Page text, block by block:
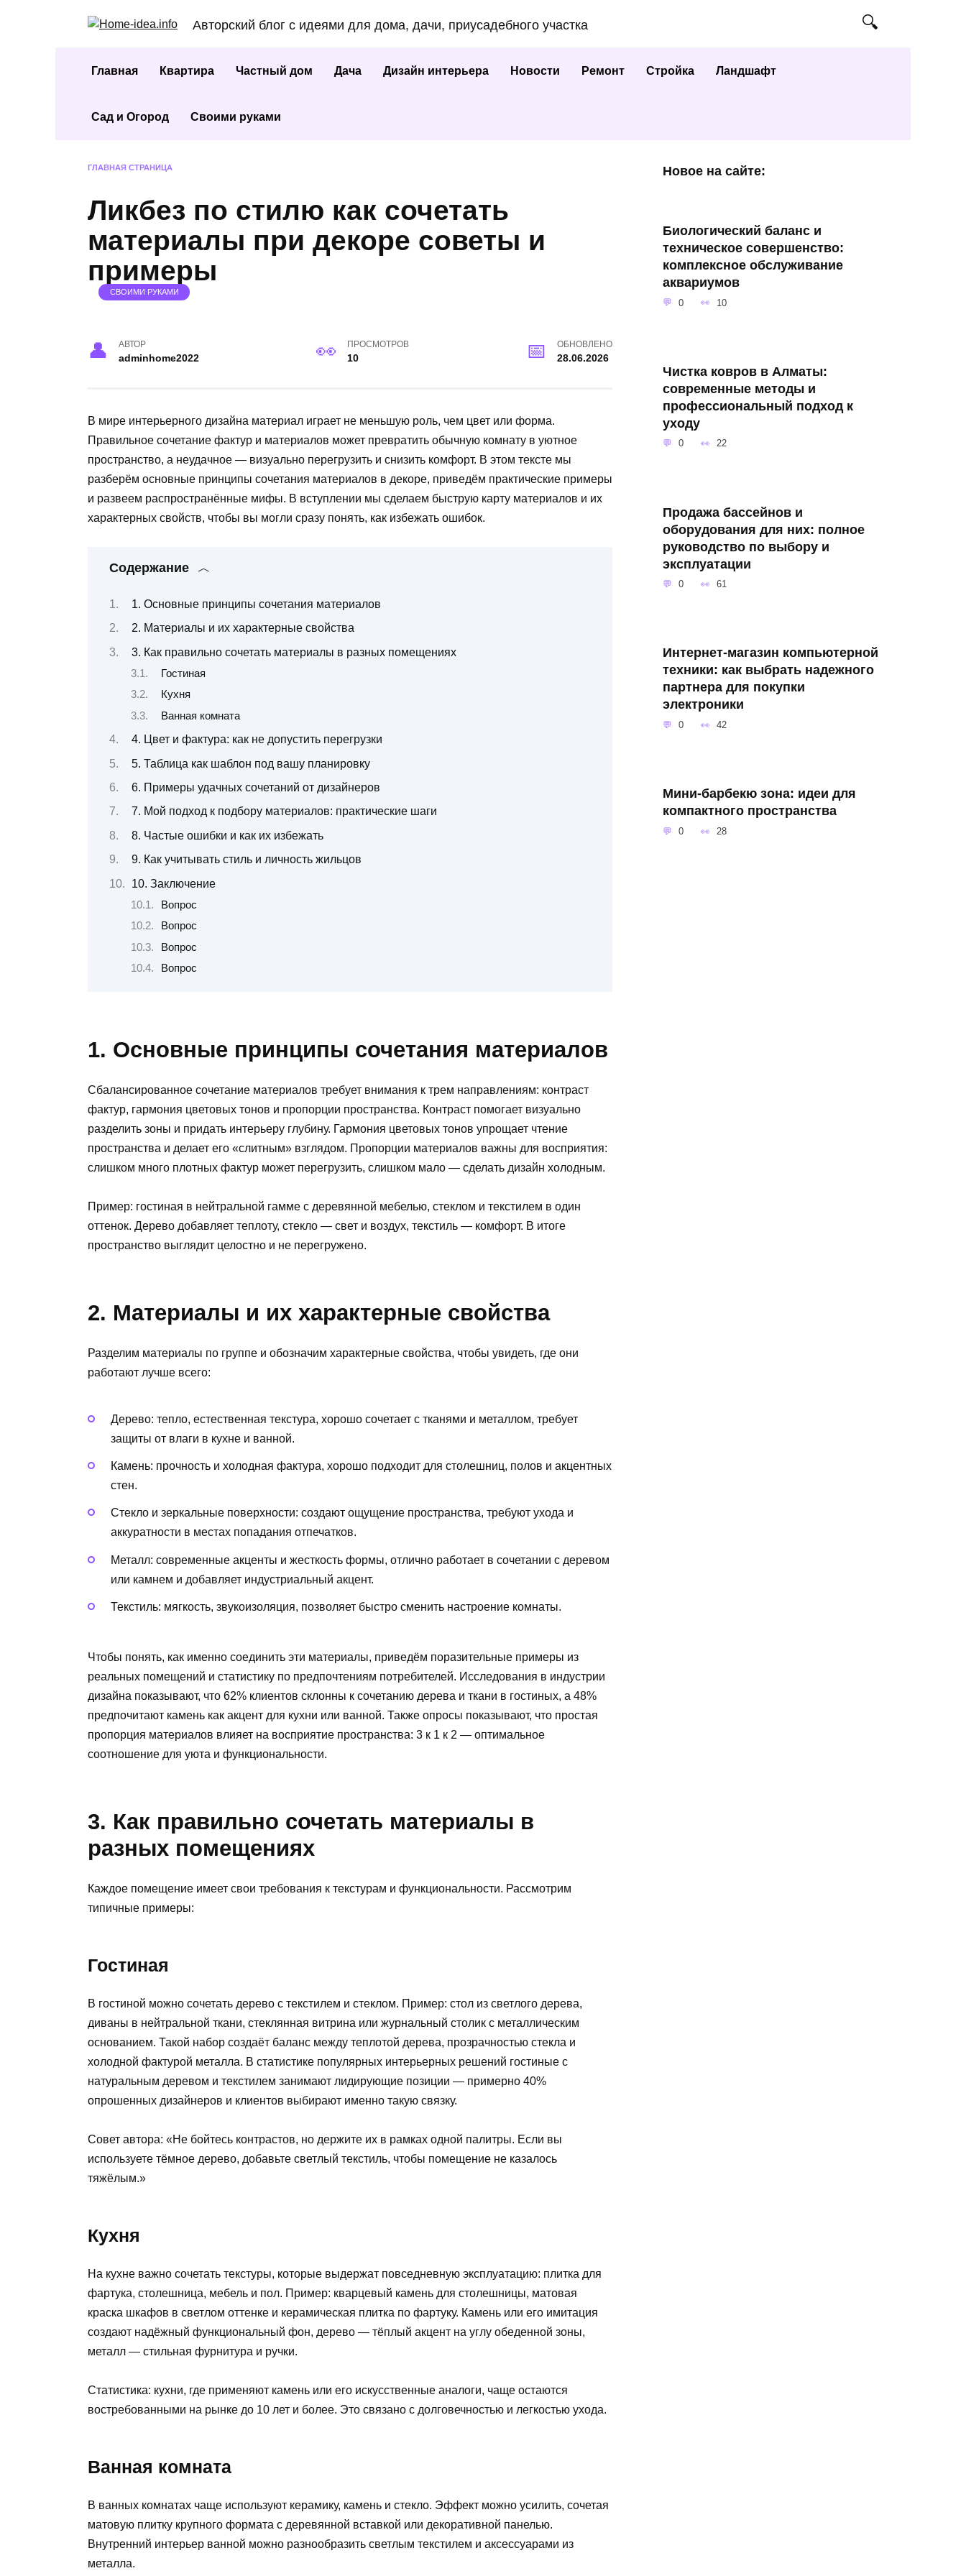
Авторский блог с идеями для дома, дачи, приусадебного участка
Главная Квартира Частный дом Дача Дизайн интерьера Новости Ремонт Стройка Ландшафт
Сад и Огород Своими руками
ГЛАВНАЯ СТРАНИЦА
Ликбез по стилю как сочетать
материалы при декоре советы и
примеры
СВОИМИ РУКАМИ
АВТОР
adminhome2022
ПРОСМОТРОВ
10
ОБНОВЛЕНО
28.06.2026
В мире интерьерного дизайна материал играет не меньшую роль, чем цвет или форма.
Правильное сочетание фактур и материалов может превратить обычную комнату в уютное
пространство, а неудачное — визуально перегрузить и снизить комфорт. В этом тексте мы
разберём основные принципы сочетания материалов в декоре, приведём практические примеры
и развеем распространённые мифы. В вступлении мы сделаем быструю карту материалов и их
характерных свойств, чтобы вы могли сразу понять, как избежать ошибок.
Содержание
1. Основные принципы сочетания материалов
2. Материалы и их характерные свойства
3. Как правильно сочетать материалы в разных помещениях
Гостиная
Кухня
Ванная комната
4. Цвет и фактура: как не допустить перегрузки
5. Таблица как шаблон под вашу планировку
6. Примеры удачных сочетаний от дизайнеров
7. Мой подход к подбору материалов: практические шаги
8. Частые ошибки и как их избежать
9. Как учитывать стиль и личность жильцов
10. Заключение
Вопрос
Вопрос
Вопрос
Вопрос
1. Основные принципы сочетания материалов
Сбалансированное сочетание материалов требует внимания к трем направлениям: контраст
фактур, гармония цветовых тонов и пропорции пространства. Контраст помогает визуально
разделить зоны и придать интерьеру глубину. Гармония цветовых тонов упрощает чтение
пространства и делает его «слитным» взглядом. Пропорции материалов важны для восприятия:
слишком много плотных фактур может перегрузить, слишком мало — сделать дизайн холодным.
Пример: гостиная в нейтральной гамме с деревянной мебелью, стеклом и текстилем в один
оттенок. Дерево добавляет теплоту, стекло — свет и воздух, текстиль — комфорт. В итоге
пространство выглядит целостно и не перегружено.
2. Материалы и их характерные свойства
Разделим материалы по группе и обозначим характерные свойства, чтобы увидеть, где они
работают лучше всего:
Дерево: тепло, естественная текстура, хорошо сочетает с тканями и металлом, требует
защиты от влаги в кухне и ванной.
Камень: прочность и холодная фактура, хорошо подходит для столешниц, полов и акцентных
стен.
Стекло и зеркальные поверхности: создают ощущение пространства, требуют ухода и
аккуратности в местах попадания отпечатков.
Металл: современные акценты и жесткость формы, отлично работает в сочетании с деревом
или камнем и добавляет индустриальный акцент.
Текстиль: мягкость, звукоизоляция, позволяет быстро сменить настроение комнаты.
Чтобы понять, как именно соединить эти материалы, приведём поразительные примеры из
реальных помещений и статистику по предпочтениям потребителей. Исследования в индустрии
дизайна показывают, что 62% клиентов склонны к сочетанию дерева и ткани в гостиных, а 48%
предпочитают камень как акцент для кухни или ванной. Также опросы показывают, что простая
пропорция материалов влияет на восприятие пространства: 3 к 1 к 2 — оптимальное
соотношение для уюта и функциональности.
3. Как правильно сочетать материалы в
разных помещениях
Каждое помещение имеет свои требования к текстурам и функциональности. Рассмотрим
типичные примеры:
Гостиная
В гостиной можно сочетать дерево с текстилем и стеклом. Пример: стол из светлого дерева,
диваны в нейтральной ткани, стеклянная витрина или журнальный столик с металлическим
основанием. Такой набор создаёт баланс между теплотой дерева, прозрачностью стекла и
холодной фактурой металла. В статистике популярных интерьерных решений гостиные с
натуральным деревом и текстилем занимают лидирующие позиции — примерно 40%
опрошенных дизайнеров и клиентов выбирают именно такую связку.
Совет автора: «Не бойтесь контрастов, но держите их в рамках одной палитры. Если вы
используете тёмное дерево, добавьте светлый текстиль, чтобы помещение не казалось
тяжёлым.»
Кухня
На кухне важно сочетать текстуры, которые выдержат повседневную эксплуатацию: плитка для
фартука, столешница, мебель и пол. Пример: кварцевый камень для столешницы, матовая
краска шкафов в светлом оттенке и керамическая плитка по фартуку. Камень или его имитация
создают надёжный функциональный фон, дерево — тёплый акцент на углу обеденной зоны,
металл — стильная фурнитура и ручки.
Статистика: кухни, где применяют камень или его искусственные аналоги, чаще остаются
востребованными на рынке до 10 лет и более. Это связано с долговечностью и легкостью ухода.
Ванная комната
В ванных комнатах чаще используют керамику, камень и стекло. Эффект можно усилить, сочетая
матовую плитку крупного формата с деревянной вставкой или декоративной панелью.
Внутренний интерьер ванной можно разнообразить светлым текстилем и аксессуарами из
металла.
Новое на сайте:
Биологический баланс и
техническое совершенство:
комплексное обслуживание
аквариумов
0 10
Чистка ковров в Алматы:
современные методы и
профессиональный подход к
уходу
0 22
Продажа бассейнов и
оборудования для них: полное
руководство по выбору и
эксплуатации
0 61
Интернет-магазин компьютерной
техники: как выбрать надежного
партнера для покупки
электроники
0 42
Мини-барбекю зона: идеи для
компактного пространства
0 28